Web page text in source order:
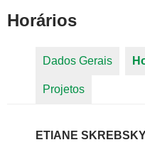
Horários
Dados Gerais
Projetos
ETIANE